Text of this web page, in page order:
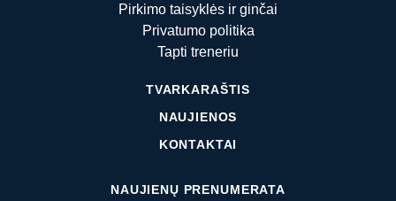
Pirkimo taisyklės ir ginčai
Privatumo politika
Tapti treneriu
TVARKARAŠTIS
NAUJIENOS
KONTAKTAI
NAUJIENŲ PRENUMERATA